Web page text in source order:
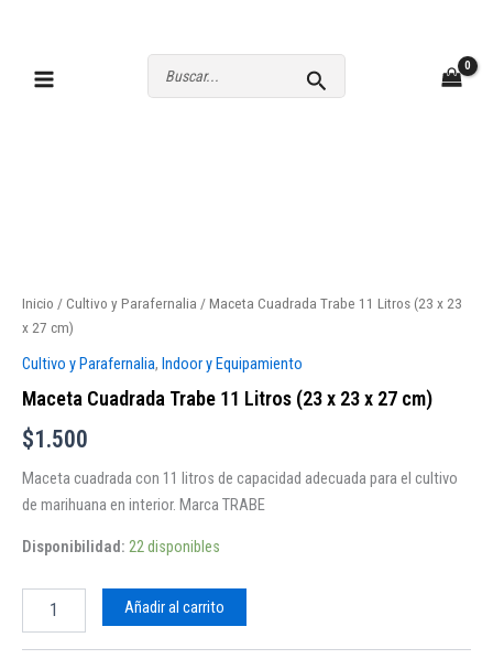
por:
Inicio / Cultivo y Parafernalia / Maceta Cuadrada Trabe 11 Litros (23 x 23
x 27 cm)
Cultivo y Parafernalia, Indoor y Equipamiento
Maceta Cuadrada Trabe 11 Litros (23 x 23 x 27 cm)
$1.500
Maceta cuadrada con 11 litros de capacidad adecuada para el cultivo
de marihuana en interior. Marca TRABE
Disponibilidad: 22 disponibles
11
Litros
(23
23
27
cantidad
Añadir al carrito